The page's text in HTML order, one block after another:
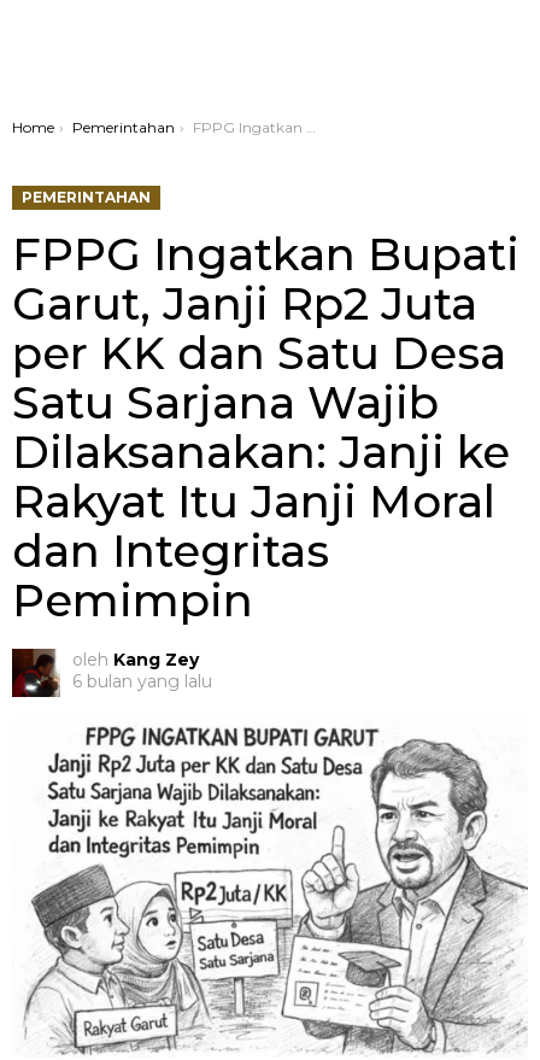
You are here:
Home Pemerintahan FPPG Ingatkan Bupati Garut, Janji Rp2 Juta per KK dan Satu Desa Satu Sarjana Wajib Dilaksanakan: Janji ke Rakyat Itu Janji Moral dan Integritas Pemimpin
PEMERINTAHAN
FPPG Ingatkan Bupati
Garut, Janji Rp2 Juta
per KK dan Satu Desa
Satu Sarjana Wajib
Dilaksanakan: Janji ke
Rakyat Itu Janji Moral
dan Integritas
Pemimpin
oleh Kang Zey
6 bulan yang lalu